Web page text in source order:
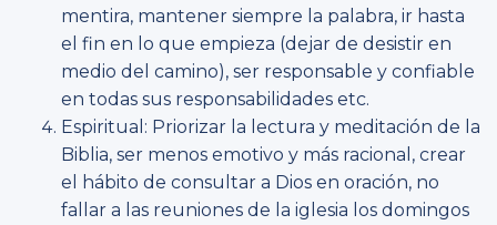
mentira, mantener siempre la palabra, ir hasta
el fin en lo que empieza (dejar de desistir en
medio del camino), ser responsable y confiable
en todas sus responsabilidades etc.
Espiritual: Priorizar la lectura y meditación de la
Biblia, ser menos emotivo y más racional, crear
el hábito de consultar a Dios en oración, no
fallar a las reuniones de la iglesia los domingos